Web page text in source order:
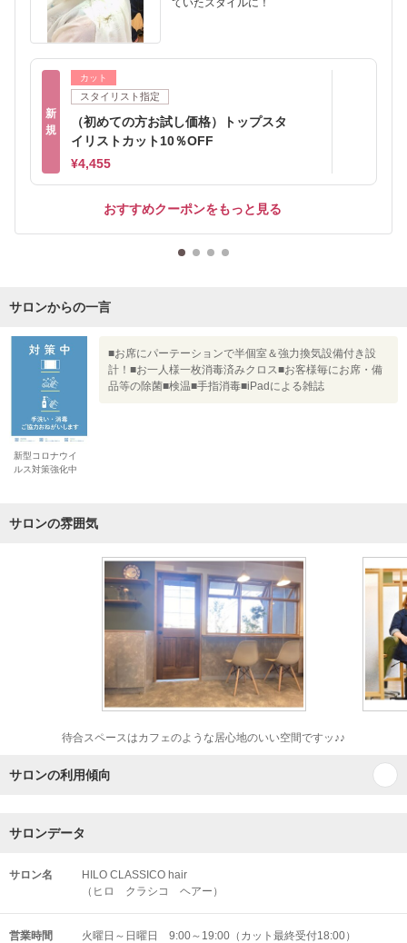
ていたスタイルに！
新
規
カット
スタイリスト指定
（初めての方お試し価格）トップスタ
イリストカット10％OFF
¥4,455
おすすめクーポンをもっと見る
サロンからの一言
新型コロナウイ
ルス対策強化中
■お席にパーテーションで半個室＆強力換気設備付き設
計！■お一人様一枚消毒済みクロス■お客様毎にお席・備
品等の除菌■検温■手指消毒■iPadによる雑誌
サロンの雰囲気
待合スペースはカフェのような居心地のいい空間ですッ♪♪
サロンの利用傾向
サロンデータ
サロン名
HILO CLASSICO hair
（ヒロ クラシコ ヘアー）
営業時間 火曜日～日曜日 9:00～19:00（カット最終受付18:00）